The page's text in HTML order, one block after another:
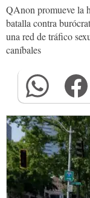
QAnon promueve la
batalla contra
una red de tráfico
caníbales